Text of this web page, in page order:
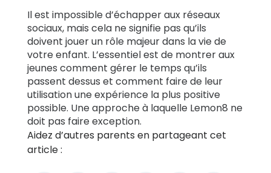
Il est impossible d’échapper aux réseaux
sociaux, mais cela ne signifie pas qu’ils
doivent jouer un rôle majeur dans la vie de
votre enfant. L’essentiel est de montrer aux
jeunes comment gérer le temps qu’ils
passent dessus et comment faire de leur
utilisation une expérience la plus positive
possible. Une approche à laquelle Lemon8 ne
doit pas faire exception.
Aidez d’autres parents en partageant cet
article :